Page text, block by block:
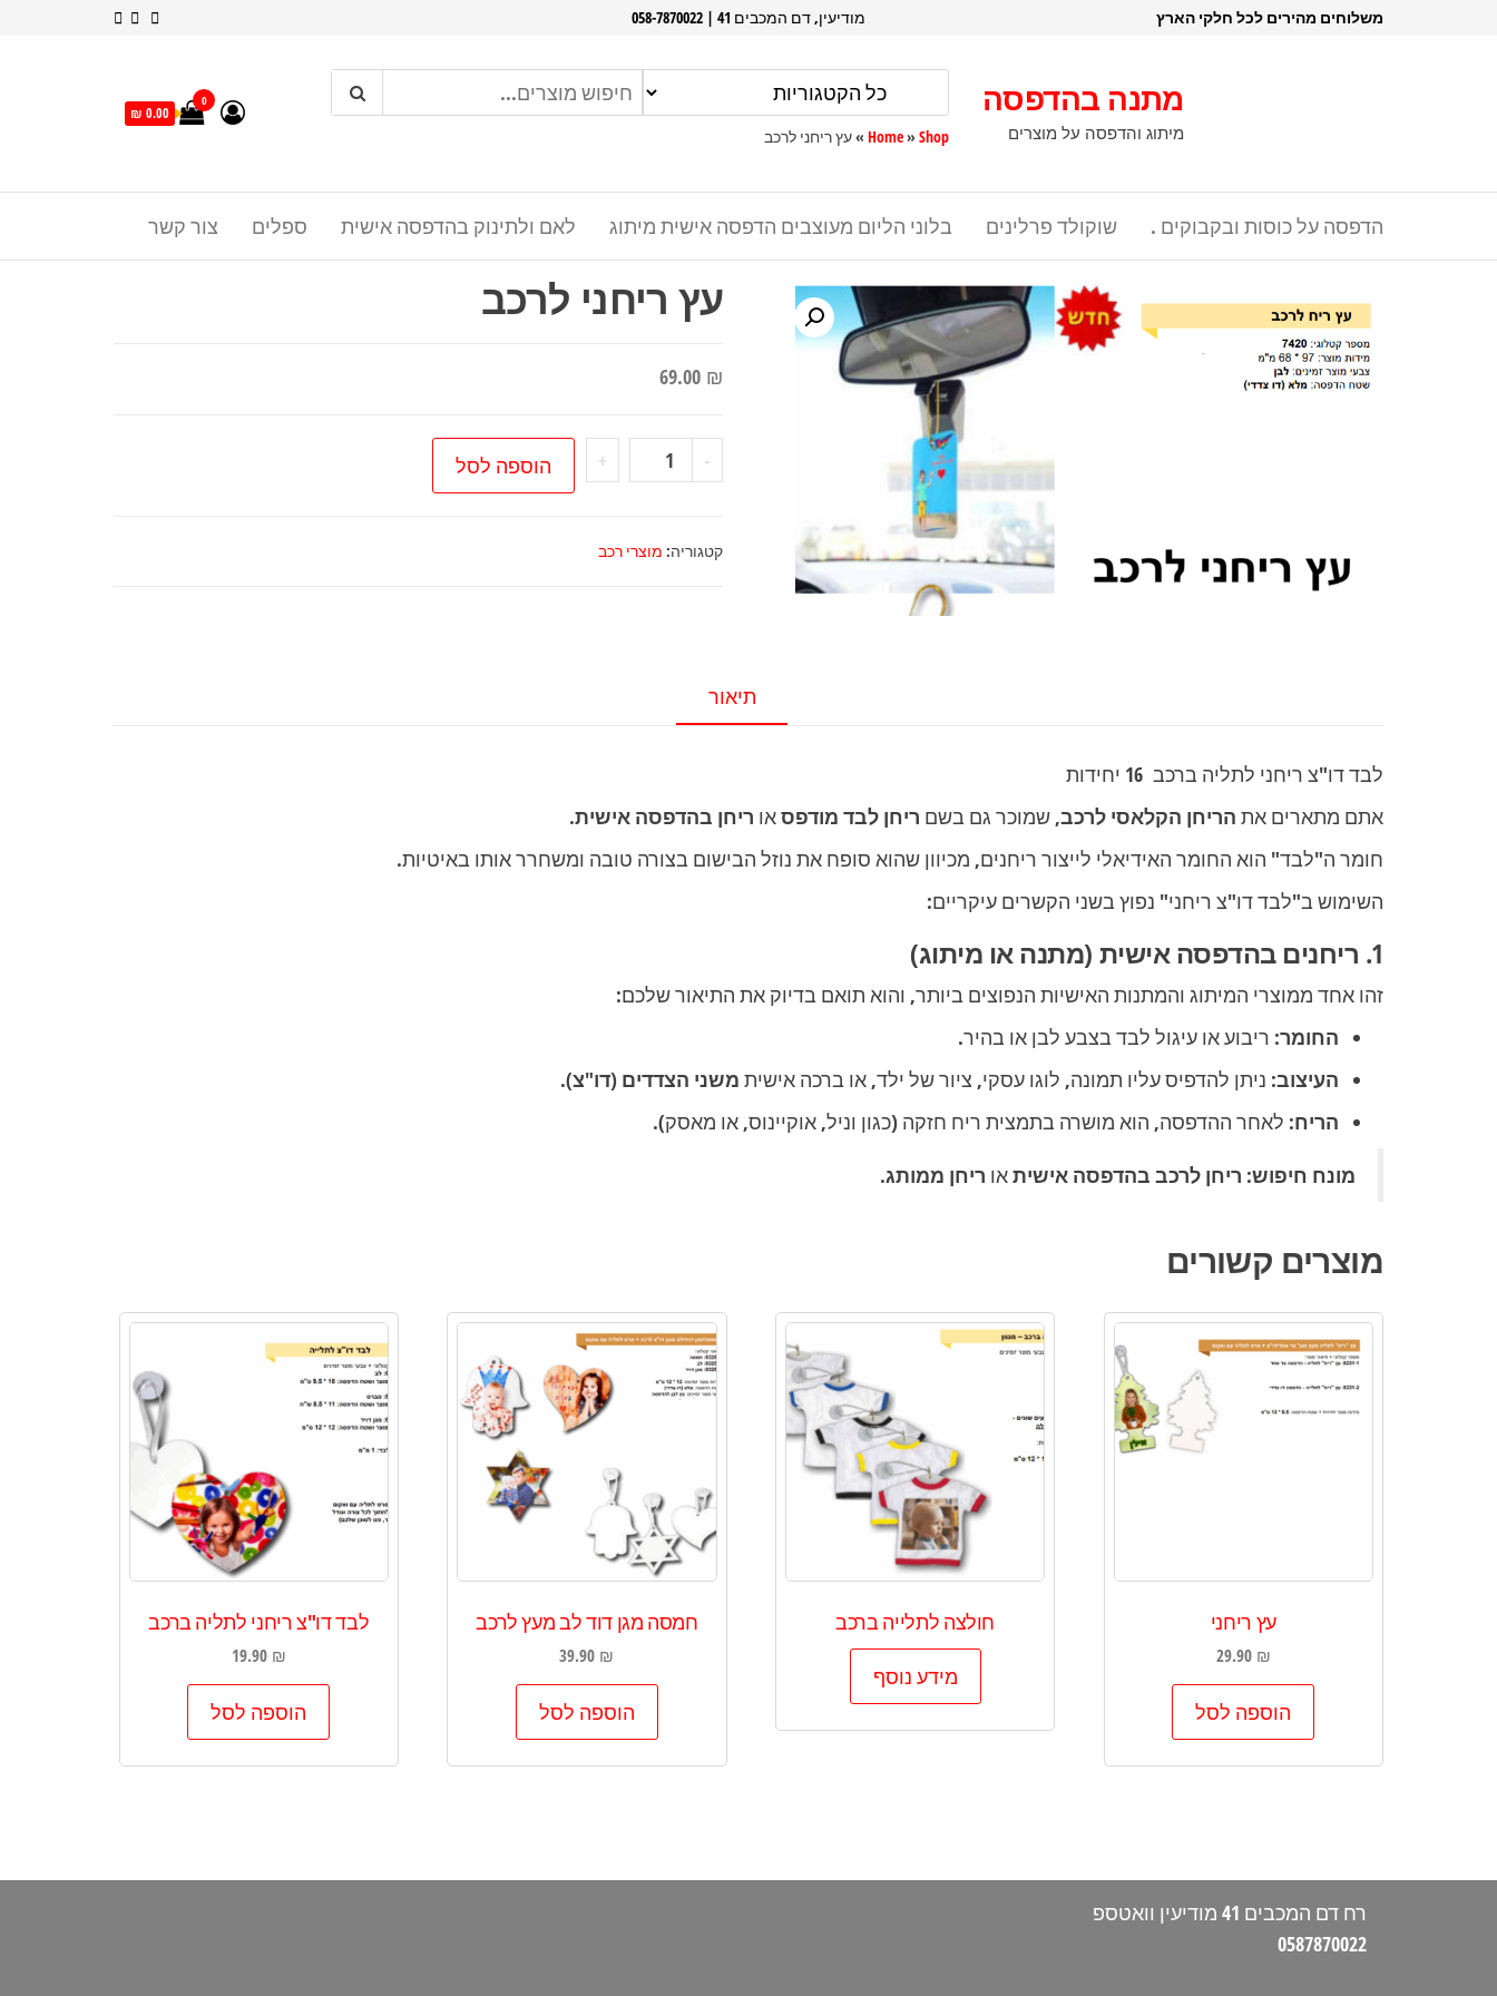
משלוחים מהירים לכל חלקי הארץ מודיעין, דם המכבים 41 | 058-7870022
מתנה בהדפסה
מיתוג והדפסה על מוצרים Home» Shop
»עץ ריחני לרכב
0
0.00 ₪
צור קשר ספלים לאם ולתינוק בהדפסה אישית בלוני הליום מעוצבים הדפסה אישית מיתוג שוקולד פרלינים הדפסה על כוסות ובקבוקים .
עץ ריחני לרכב
69.00 ₪
-
כמות
של
ריחני
+ הוספה לסל
קטגוריה: מוצרי רכב
תיאור
לבד דו"צ ריחני לתליה ברכב 16 יחידות
אתם מתארים את הריחן הקלאסי לרכב, שמוכר גם בשם ריחן לבד מודפסאו ריחן בהדפסה אישית.
חומר ה"לבד" הוא החומר האידיאלי לייצור ריחנים, מכיוון שהוא סופח את נוזל הבישום בצורה טובה ומשחרר אותו באיטיות.
השימוש ב"לבד דו"צ ריחני" נפוץ בשני הקשרים עיקריים:
1. ריחנים בהדפסה אישית (מתנה או מיתוג)
זהו אחד ממוצרי המיתוג והמתנות האישיות הנפוצים ביותר, והוא תואם בדיוק את התיאור שלכם:
החומר: ריבוע או עיגול לבד בצבע לבן או בהיר.
העיצוב: ניתן להדפיס עליו תמונה, לוגו עסקי, ציור של ילד, או ברכה אישית משני הצדדים (דו"צ).
הריח: לאחר ההדפסה, הוא מושרה בתמצית ריח חזקה (כגון וניל, אוקיינוס, או מאסק).
מונח חיפוש: ריחן לרכב בהדפסה אישיתאו ריחן ממותג.
מוצרים קשורים
עץ ריחני
29.90 ₪
הוספה לסל
חולצה לתלייה ברכב
מידע נוסף
חמסה מגן דוד לב מעץ לרכב
39.90 ₪
הוספה לסל
לבד דו"צ ריחני לתליה ברכב
19.90 ₪
הוספה לסל
רח דם המכבים 41 מודיעין וואטספ
0587870022